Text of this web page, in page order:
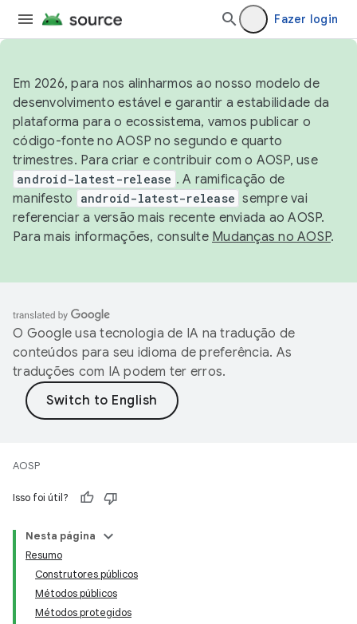
Fazer login
Em 2026, para nos alinharmos ao nosso modelo de
desenvolvimento estável e garantir a estabilidade da
plataforma para o ecossistema, vamos publicar o
código-fonte no AOSP no segundo e quarto
trimestres. Para criar e contribuir com o AOSP, use
android-latest-release . A ramificação de
manifesto
android-latest-release sempre vai
referenciar a versão mais recente enviada ao AOSP.
Para mais informações, consulte Mudanças no AOSP.
O Google usa tecnologia de IA na tradução de
conteúdos para seu idioma de preferência. As
traduções com IA podem ter erros.
AOSP
Isso foi útil?
Nesta página
Resumo
Construtores públicos
Métodos públicos
Métodos protegidos